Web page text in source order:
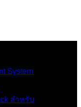
System
สำหรับ